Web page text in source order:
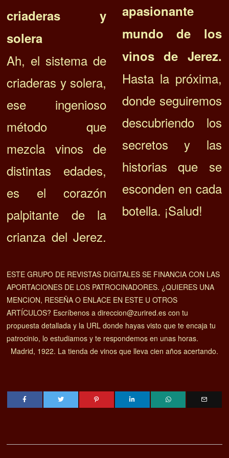
criaderas y
solera
Ah, el sistema de
criaderas y solera,
ese ingenioso
método que
mezcla vinos de
distintas edades,
es el corazón
palpitante de la
crianza del Jerez.
apasionante
mundo de los
vinos de Jerez.
Hasta la próxima,
donde seguiremos
descubriendo los
secretos y las
historias que se
esconden en cada
botella. ¡Salud!
ESTE GRUPO DE REVISTAS DIGITALES SE FINANCIA CON LAS
APORTACIONES DE LOS PATROCINADORES. ¿QUIERES UNA
MENCION, RESEÑA O ENLACE EN ESTE U OTROS
ARTÍCULOS? Escríbenos a direccion@zurired.es con tu
propuesta detallada y la URL donde hayas visto que te encaja tu
patrocinio, lo estudiamos y te respondemos en unas horas.
Madrid, 1922. La tienda de vinos que lleva cien años acertando.